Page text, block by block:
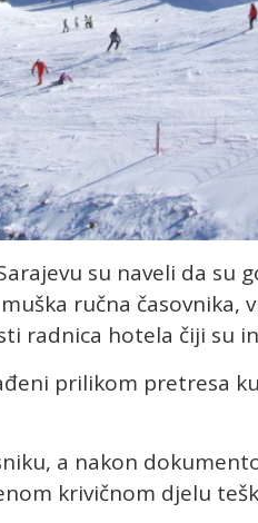
su naveli da su
ručna časovnika,
radnica hotela čiji su
prilikom pretresa
a nakon
krivičnom djelu